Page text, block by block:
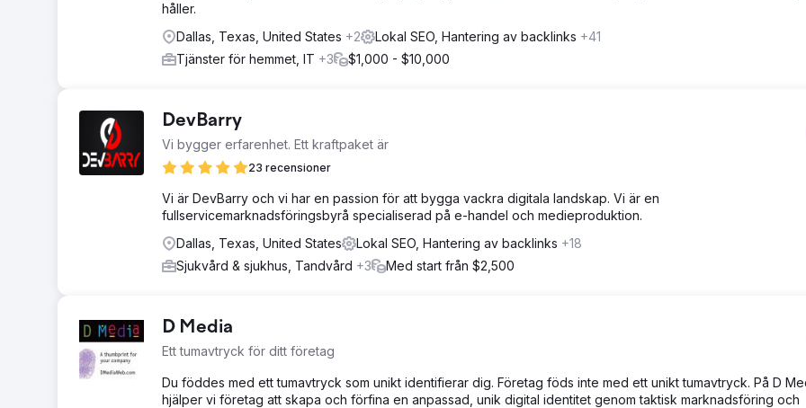
håller.
Dallas, Texas, United States +2 Lokal SEO, Hantering av backlinks +41
Tjänster för hemmet, IT +3 $1,000 - $10,000
DevBarry
Vi bygger erfarenhet. Ett kraftpaket är
23 recensioner
Vi är DevBarry och vi har en passion för att bygga vackra digitala landskap. Vi är en
fullservicemarknadsföringsbyrå specialiserad på e-handel och medieproduktion.
Dallas, Texas, United States
Lokal SEO, Hantering av backlinks +18
Sjukvård & sjukhus, Tandvård +3 Med start från $2,500
D Media
Ett tumavtryck för ditt företag
Du föddes med ett tumavtryck som unikt identifierar dig. Företag föds inte med ett unikt tumavtryck. På D
hjälper vi företag att skapa och förfina en anpassad, unik digital identitet genom taktisk marknadsföring och